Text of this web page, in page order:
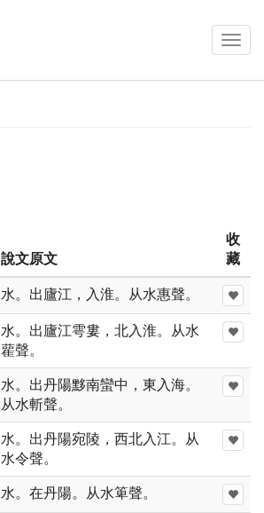
說文原文
收
藏
水。出廬江，入淮。从水惠聲。
水。出廬江雩婁，北入淮。从水
雚聲。
水。出丹陽黟南蠻中，東入海。
从水斬聲。
水。出丹陽宛陵，西北入江。从
水令聲。
水。在丹陽。从水箄聲。